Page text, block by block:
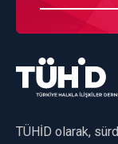
TÜHİD olarak,